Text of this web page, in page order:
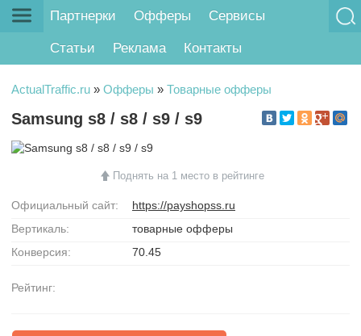
Партнерки Офферы Сервисы
Статьи Реклама Контакты
ActualTraffic.ru » Офферы » Товарные офферы
Samsung s8 / s8 / s9 / s9
Поднять на 1 место в рейтинге
Официальный сайт:
https://payshopss.ru
Вертикаль:
товарные офферы
Конверсия:
70.45
Рейтинг: